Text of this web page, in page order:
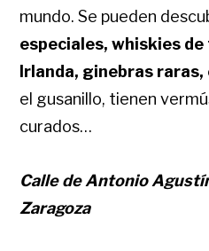
mundo. Se pueden
especiales, whiskies de
Irlanda, ginebras raras,
el gusanillo, tienen
curados…
Calle de Antonio
Zaragoza